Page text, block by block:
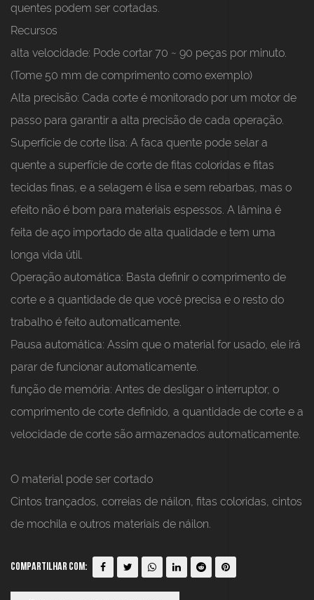
quentes podem ser cortadas.
Recursos
alta velocidade: Pode cortar 70 ~ 90 peças por minuto.
(Tome 50 mm de comprimento como exemplo)
Alta precisão: Cada corte é monitorado por um motor de
passo para garantir a alta precisão de cada operação.
Superfície de corte lisa: A faca quente pode selar a
quente a superfície de corte de fitas coloridas e fitas
tecidas finas, e a selagem é lisa e sem rebarbas, mas o
efeito não é bom para materiais espessos. A lâmina é
feita de aço importado de alta qualidade e tem uma
longa vida útil.
Operação automática: Basta definir o comprimento de
corte e a quantidade de que você precisa e o resto do
trabalho é feito automaticamente.
Pausa automática: Assim que o material for usado, ele irá
parar de funcionar automaticamente.
função de memória: Antes de desligar o interruptor, o
comprimento de corte definido, a quantidade de corte e a
velocidade de corte são armazenados automaticamente.
O material pode ser cortado
Cintos trançados, correias de náilon, fitas coloridas, cintos
de mochila e outros materiais de náilon.
Compartilhar com: